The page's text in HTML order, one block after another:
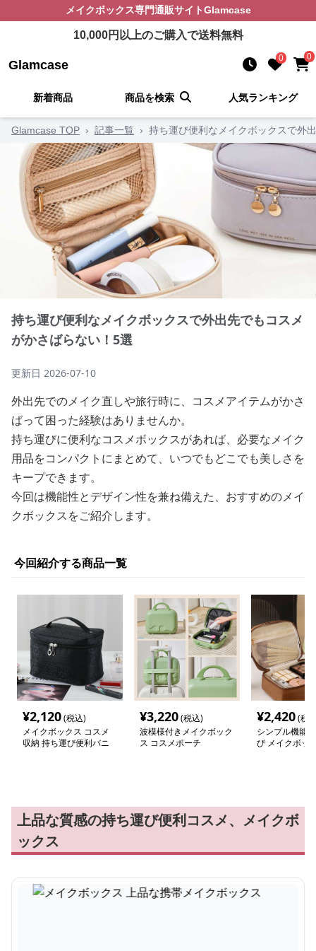
メイクボックス専門通販サイトGlamcase
10,000円以上のご購入で送料無料
Glamcase 0 0
新着商品 商品を検索 人気ランキング
Glamcase TOP › 記事一覧 › 持ち運び便利なメイクボックスで外
持ち運び便利なメイクボックスで外出先でもコスメ
がかさばらない！5選
更新日 2026-07-10
外出先でのメイク直しや旅行時に、コスメアイテムがかさ
ばって困った経験はありませんか。
持ち運びに便利なコスメボックスがあれば、必要なメイク
用品をコンパクトにまとめて、いつでもどこでも美しさを
キープできます。
今回は機能性とデザイン性を兼ね備えた、おすすめのメイ
クボックスをご紹介します。
今回紹介する商品一覧
¥2,120(税込)
メイクボックス コスメ
収納 持ち運び便利バニ
¥3,220(税込)
波模様付きメイクボック
ス コスメポーチ
¥2,420(税
シンプル機能
び メイクボッ
上品な質感の持ち運び便利コスメ、メイクボ
ックス